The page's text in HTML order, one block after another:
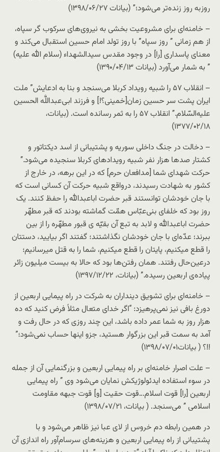
روزبه‌ روز زنده‌تر می‌شود؛” (بیانات ۱۳۹۸/۰۶/۲۷)
– خامنه‌ای برای مشروعیت بخشی به نیروی‌های سرکوب گر سپاه،
از هم زمانی ” روز سپاه” با روز تولد امام حسین استقبال می‌کند و
معنای پاسداری [را] در وجود مقدس سیدالشهداء (سلام الله علیه)
” به شمار می‌آورد (بیانات ۱۳۹۰/۰۴/۱۳)
– انقلاب ۵۷ را شبیه رویداد کربلا می‌سنجد و بنا به ادعایش” ملت
ایران پشت سر حسین زمان[خمینی؟!] و فرزند ابی‌عبداللَّه الحسین
علیه‌السّلام.” انقلاب ۵۷ را به ثمر رسانده است. (بیانات،
۱۳۷۷/۰۲/۱۸)
– دخالت در جنگ داخلی سوریه و پشتیبانی از اسد دیکتاتور و
کشتار صدها هزار نفر شبیه رویداد‌های کربلا سنجیده می‌شود.”
حرکت شهدای شما [مدافعان حرم] که در این برهه، در خارج از
کشور به شهادت رسیدند، درواقع شبیه حرکت آن کسانی است که
با جان خودشان توانستند قبر حضرت اباعبدالله را حفظ کنند. یک
روز بود که خلفای بنی‌‌عبّاس همّت گماشته بودند که قبر مطهّر
حضرت اباعبدالله و لابد به ‌تبع آن بقیّه‌ ی قبور مطهّره را از بین
ببرند؛ عدّه‌ای با جان خودشان نگذاشتند؛ گفتند اگر بیایید، دستتان
را قطع میکنیم، پایتان را قطع میکنیم، شما را به قتل میرسانیم؛
درعین‌حال رفتند. همان رفتن‌ها بود که حالا به بیست میلیون زائر
پیاده‌ی اربعین رسیده.” (بیانات، ۱۳۹۷/۱۲/۲۲)
– خامنه‌ای برای تشویق دینداران به شرکت در راه پیمایی اربعین از
دورغ بافی نیز نمی‌پرهیزد: “اگر خدای متعال مثلاً فرض کنید که ده
هزار روز به شما عمر داده باشد، این چند روزی که در حال رفت و
آمد به سمت قبر این بزرگوار هستید، جزو اینها حساب نمی‌شود؛”
!!؟ ( بیانات۱۳۹۸/۰۷/۰۱)
– علت اصرار خامنه‌ای بر راه پیمایی اربعین و بزرگنمایی آن از جمله
در سوء استفاده ایدئولوژیکش نمایان می‌شود وی ” راه پیمایی
اربعین [را] قوت اسلام…قوت حقیت [و] قوت جبهه مقاومت
اسلامی ” می‌سنجد. ( بیانات، ۱۳۹۸/۰۷/۲۱)
در همین رابطه دم خروس از لای عبا نیز ظاهر می‌شود و با
پشتیبانی از راه پیمایی اربعین و هزینه‌های سرسام‌آور راه اندازی آن